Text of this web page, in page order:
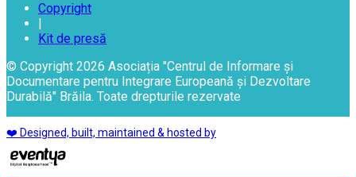
Copyright
Kit de presă
© Copyright 2026 Asociația "Centrul de Informare și
Documentare pentru Integrare Europeană și Dezvoltare
Durabilă" Brăila. Toate drepturile rezervate
❤️ Designed, built, maintained & hosted by